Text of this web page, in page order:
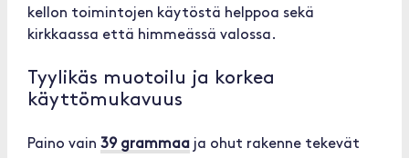
kellon toimintojen käytöstä helppoa sekä
kirkkaassa että himmeässä valossa.
Tyylikäs muotoilu ja korkea
käyttömukavuus
Paino vain 39 grammaa ja ohut rakenne tekevät